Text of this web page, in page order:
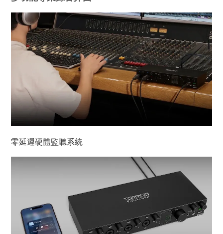
零延遲硬體監聽系統